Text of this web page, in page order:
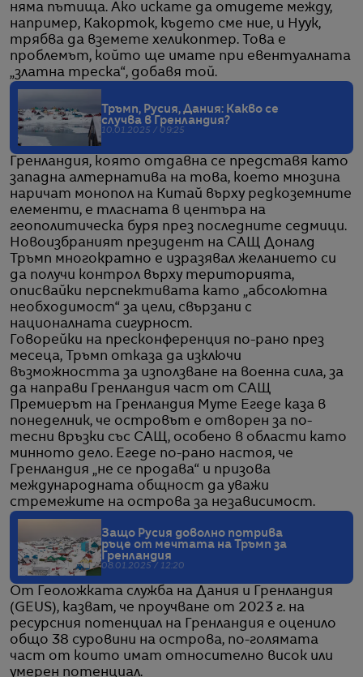
няма пътища. Ако искате да отидете между,
например, Какорток, където сме ние, и Нуук,
трябва да вземете хеликоптер. Това е
проблемът, който ще имате при евентуалната
„златна треска“, добавя той.
Тръмп, Русия, Дания: Какво се
случва в Гренландия?
10.01.2025 / 09:25
Гренландия, която отдавна се представя като
западна алтернатива на това, което мнозина
наричат монопол на Китай върху редкоземните
елементи, е тласната в центъра на
геополитическа буря през последните седмици.
Новоизбраният президент на САЩ Доналд
Тръмп многократно е изразявал желанието си
да получи контрол върху територията,
описвайки перспективата като „абсолютна
необходимост“ за цели, свързани с
националната сигурност.
Говорейки на пресконференция по-рано през
месеца, Тръмп отказа да изключи
възможността за използване на военна сила, за
да направи Гренландия част от САЩ
Премиерът на Гренландия Муте Егеде каза в
понеделник, че островът е отворен за по-
тесни връзки със САЩ, особено в области като
минното дело. Егеде по-рано настоя, че
Гренландия „не се продава“ и призова
международната общност да уважи
стремежите на острова за независимост.
Защо Русия доволно потрива
ръце от мечтата на Тръмп за
Гренландия
08.01.2025 / 12:20
От Геоложката служба на Дания и Гренландия
(GEUS), казват, че проучване от 2023 г. на
ресурсния потенциал на Гренландия е оценило
общо 38 суровини на острова, по-голямата
част от които имат относително висок или
умерен потенциал.